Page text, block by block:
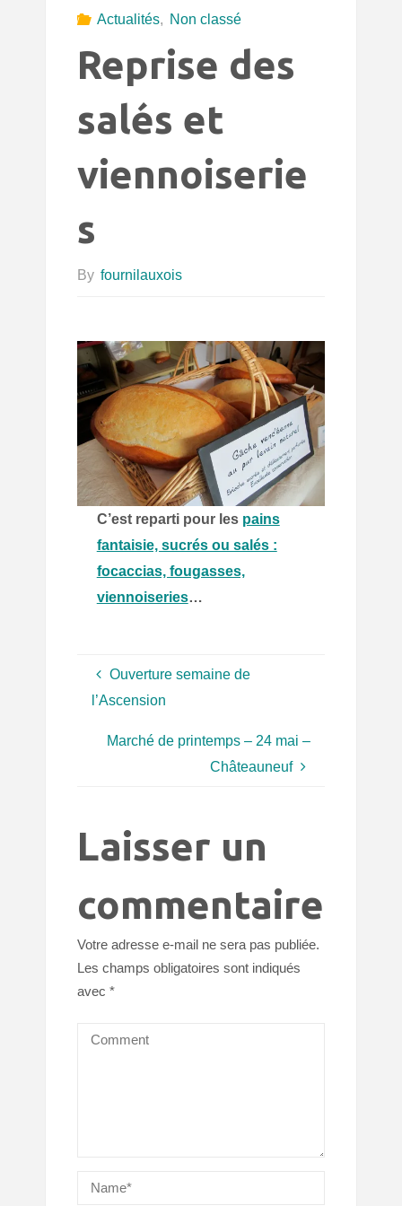
Actualités, Non classé
Reprise des
salés et
viennoiserie
s
By fournilauxois
C’est reparti pour les pains
fantaisie, sucrés ou salés :
focaccias, fougasses,
viennoiseries…
Ouverture semaine de
l’Ascension
Marché de printemps – 24 mai –
Châteauneuf
Laisser un
commentaire
Votre adresse e-mail ne sera pas publiée.
Les champs obligatoires sont indiqués
avec *